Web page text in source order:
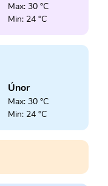
Max: 30 °C
Min: 24 °C
Únor
Max: 30 °C
Min: 24 °C